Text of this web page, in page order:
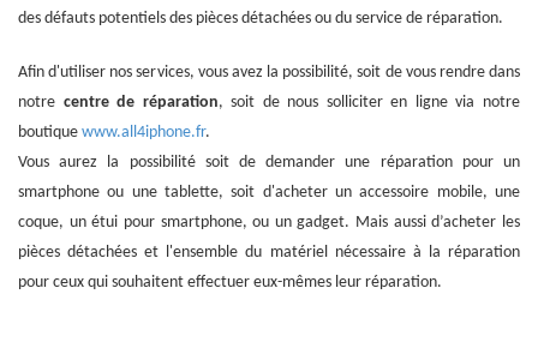
des défauts potentiels des pièces détachées ou du service de réparation.
Afin d'utiliser nos services, vous avez la possibilité, soit de vous rendre dans
notre centre de réparation, soit de nous solliciter en ligne via notre
boutique www.all4iphone.fr.
Vous aurez la possibilité soit de demander une réparation pour un
smartphone ou une tablette, soit d'acheter un accessoire mobile, une
coque, un étui pour smartphone, ou un gadget. Mais aussi d’acheter les
pièces détachées et l'ensemble du matériel nécessaire à la réparation
pour ceux qui souhaitent effectuer eux-mêmes leur réparation.